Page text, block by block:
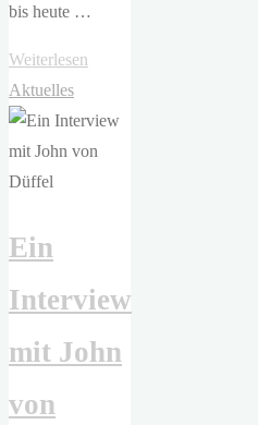
bis heute …
Weiterlesen
Theater
–
Version)"
Aktuelles
Ein
Interview
mit John
von